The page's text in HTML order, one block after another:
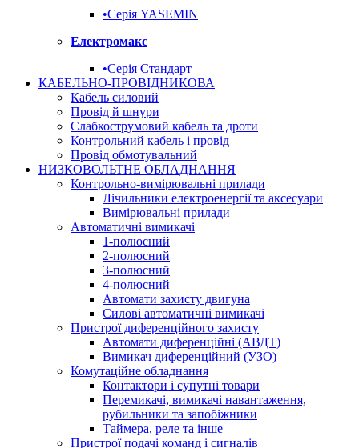
•Серія YASEMIN
Електромакс
•Серія Стандарт
КАБЕЛЬНО-ПРОВІДНИКОВА
Кабель силовий
Провід й шнури
Слабкострумовий кабель та дроти
Контрольний кабель і провід
Провід обмотувальний
НИЗКОВОЛЬТНЕ ОБЛАДНАННЯ
Контрольно-вимірювальні прилади
Лічильники електроенергії та аксесуари
Вимірювальні прилади
Автоматичні вимикачі
1-полюсний
2-полюсний
3-полюсний
4-полюсний
Автомати захисту двигуна
Силові автоматичні вимикачі
Пристрої диференційного захисту
Автомати диференційні (АВДТ)
Вимикач диференційний (УЗО)
Комутаційне обладнання
Контактори і супутні товари
Перемикачі, вимикачі навантаження,
рубильники та запобіжники
Таймера, реле та інше
Пристрої подачі команд і сигналів